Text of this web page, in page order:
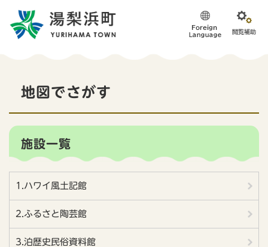
地図でさがす
施設一覧
1.ハワイ風土記館
2.ふるさと陶芸館
3.泊歴史民俗資料館